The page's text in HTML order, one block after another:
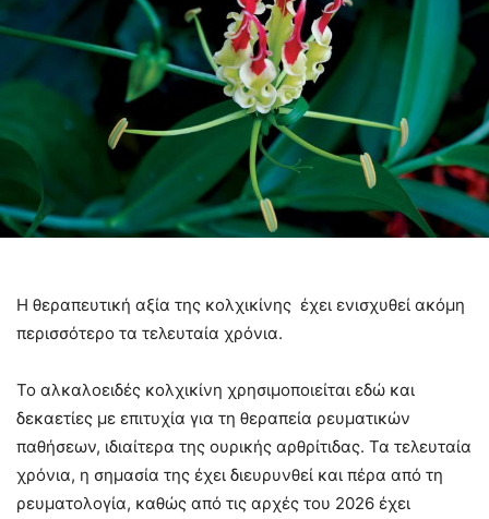
Η θεραπευτική αξία της κολχικίνης έχει ενισχυθεί ακόμη
περισσότερο τα τελευταία χρόνια.
Το αλκαλοειδές κολχικίνη χρησιμοποιείται εδώ και
δεκαετίες με επιτυχία για τη θεραπεία ρευματικών
παθήσεων, ιδιαίτερα της ουρικής αρθρίτιδας. Τα τελευταία
χρόνια, η σημασία της έχει διευρυνθεί και πέρα από τη
ρευματολογία, καθώς από τις αρχές του 2026 έχει